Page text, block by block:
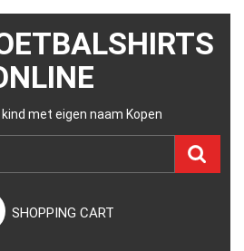
met eigen naam Kopen
SHOPPING CART